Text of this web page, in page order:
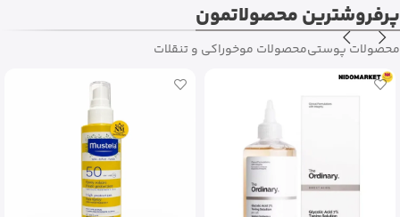
پرفروشترین محصولاتمون
محصولات پوستیمحصولات موخوراکی و تنقلات